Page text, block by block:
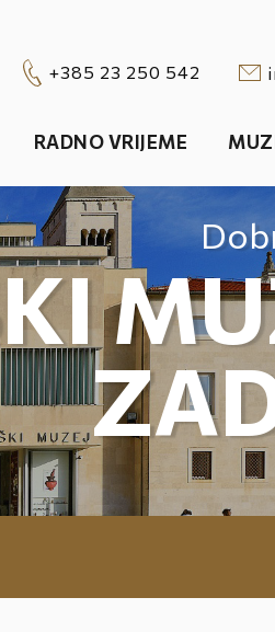
+385 23 250 542
RADNO VRIJEME